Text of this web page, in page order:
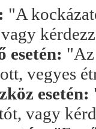
"A
esetén: "Az
vegyes
esetén:
vagy